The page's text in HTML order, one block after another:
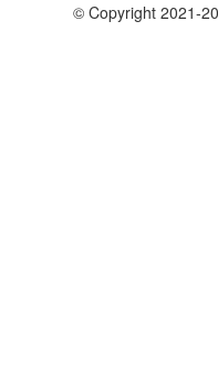
© Copyright 2021-